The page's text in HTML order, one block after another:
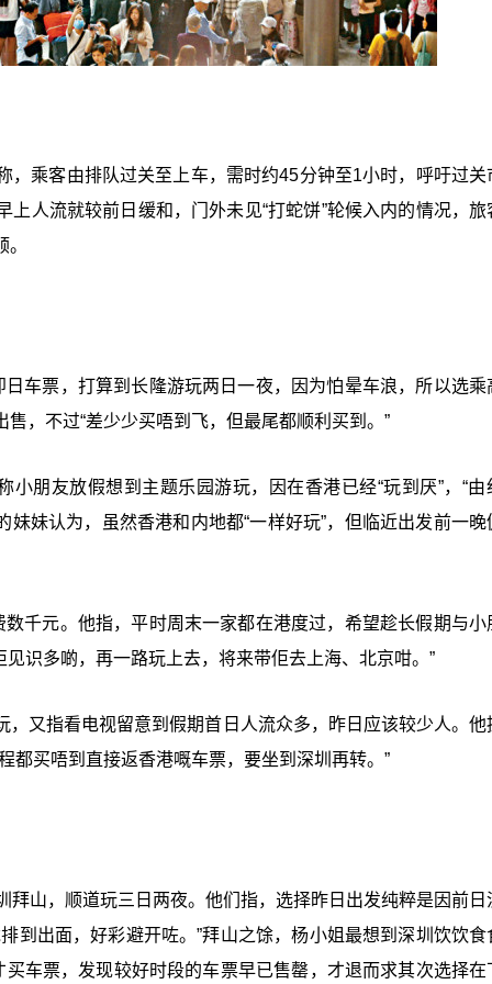
，乘客由排队过关至上车，需时约45分钟至1小时，呼吁过关
人流就较前日缓和，门外未见“打蛇饼”轮候入内的情况，旅
车票，打算到长隆游玩两日一夜，因为怕晕车浪，所以选乘
，不过“差少少买唔到飞，但最尾都顺利买到。”
朋友放假想到主题乐园游玩，因在香港已经“玩到厌”，“由
妹认为，虽然香港和内地都“一样好玩”，但临近出发前一晚
千元。他指，平时周末一家都在港度过，希望趁长假期与小
识多啲，再一路玩上去，将来带佢去上海、北京咁。”
又指看电视留意到假期首日人流众多，昨日应该较少人。他
都买唔到直接返香港嘅车票，要坐到深圳再转。”
山，顺道玩三日两夜。他们指，选择昨日出发纯粹是因前日
到出面，好彩避开咗。”拜山之馀，杨小姐最想到深圳饮饮食
车票，发现较好时段的车票早已售罄，才退而求其次选择在